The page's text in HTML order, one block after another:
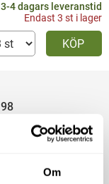
Om
3-4 dagars leveranstid
Endast 3 st i lager
KÖP
98
3-4 dagars leveranstid